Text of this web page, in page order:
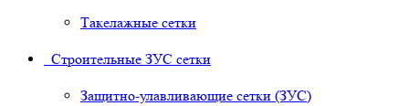
Такелажные сетки
Строительные ЗУС сетки
Защитно-улавливающие сетки (ЗУС)